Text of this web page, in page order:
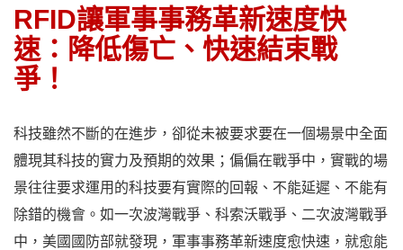
RFID讓軍事事務革新速度快
速：降低傷亡、快速結束戰
爭！
科技雖然不斷的在進步，卻從未被要求要在一個場景中全面
體現其科技的實力及預期的效果；偏偏在戰爭中，實戰的場
景往往要求運用的科技要有實際的回報、不能延遲、不能有
除錯的機會。如一次波灣戰爭、科索沃戰爭、二次波灣戰爭
中，美國國防部就發現，軍事事務革新速度愈快速，就愈能